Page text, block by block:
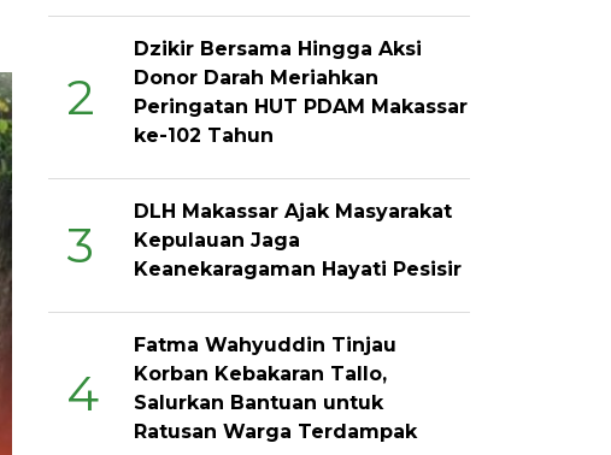
2
Dzikir Bersama Hingga Aksi
Donor Darah Meriahkan
Peringatan HUT PDAM Makassar
ke-102 Tahun
3
DLH Makassar Ajak Masyarakat
Kepulauan Jaga
Keanekaragaman Hayati Pesisir
4
Fatma Wahyuddin Tinjau
Korban Kebakaran Tallo,
Salurkan Bantuan untuk
Ratusan Warga Terdampak